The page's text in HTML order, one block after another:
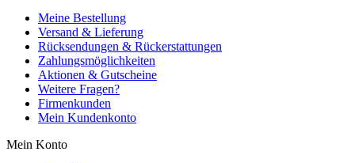
Meine Bestellung
Versand & Lieferung
Rücksendungen & Rückerstattungen
Zahlungsmöglichkeiten
Aktionen & Gutscheine
Weitere Fragen?
Firmenkunden
Mein Kundenkonto
Mein Konto